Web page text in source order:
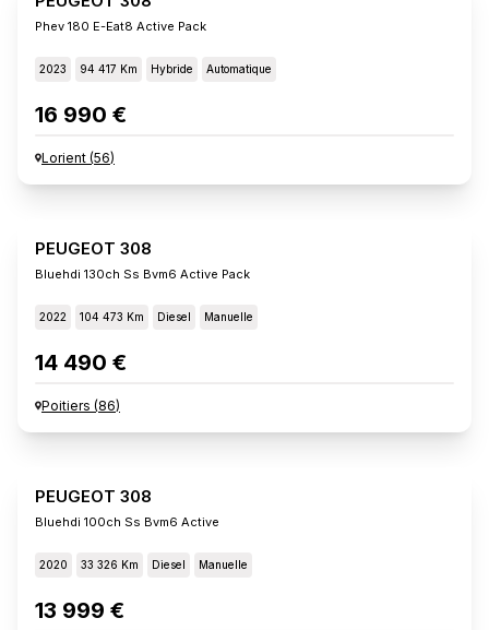
Phev 180 E-Eat8 Active Pack
2023 94 417 Km Hybride Automatique
16 990 €
Lorient (56)
PEUGEOT 308
Bluehdi 130ch Ss Bvm6 Active Pack
2022 104 473 Km Diesel Manuelle
14 490 €
Poitiers (86)
PEUGEOT 308
Bluehdi 100ch Ss Bvm6 Active
2020 33 326 Km Diesel Manuelle
13 999 €